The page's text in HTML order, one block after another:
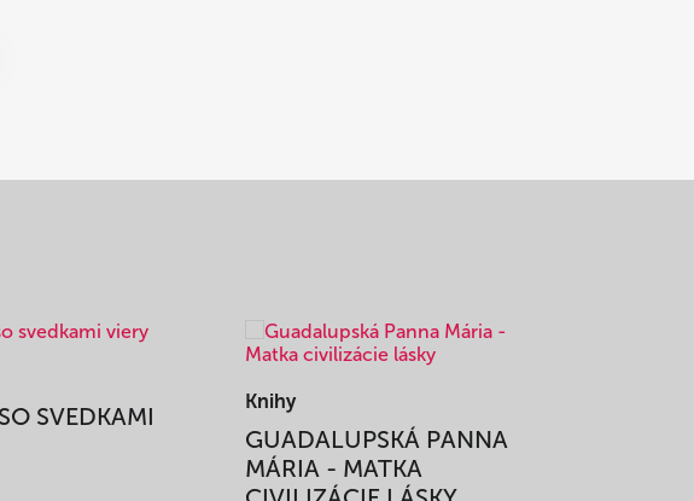
SVEDKAMI
Knihy
GUADALUPSKÁ PANNA
MÁRIA - MATKA